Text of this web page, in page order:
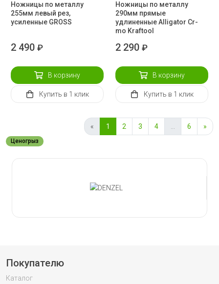
Ножницы по металлу
255мм левый рез,
усиленные GROSS
2 490 ₽
В корзину
Купить в 1 клик
Ножницы по металлу
290мм прямые
удлиненные Alligator Cr-
mo Kraftool
2 290₽
В корзину
Купить в 1 клик
« 1 2 3 4 ... 6 »
Ценогрыз
Покупателю
Каталог